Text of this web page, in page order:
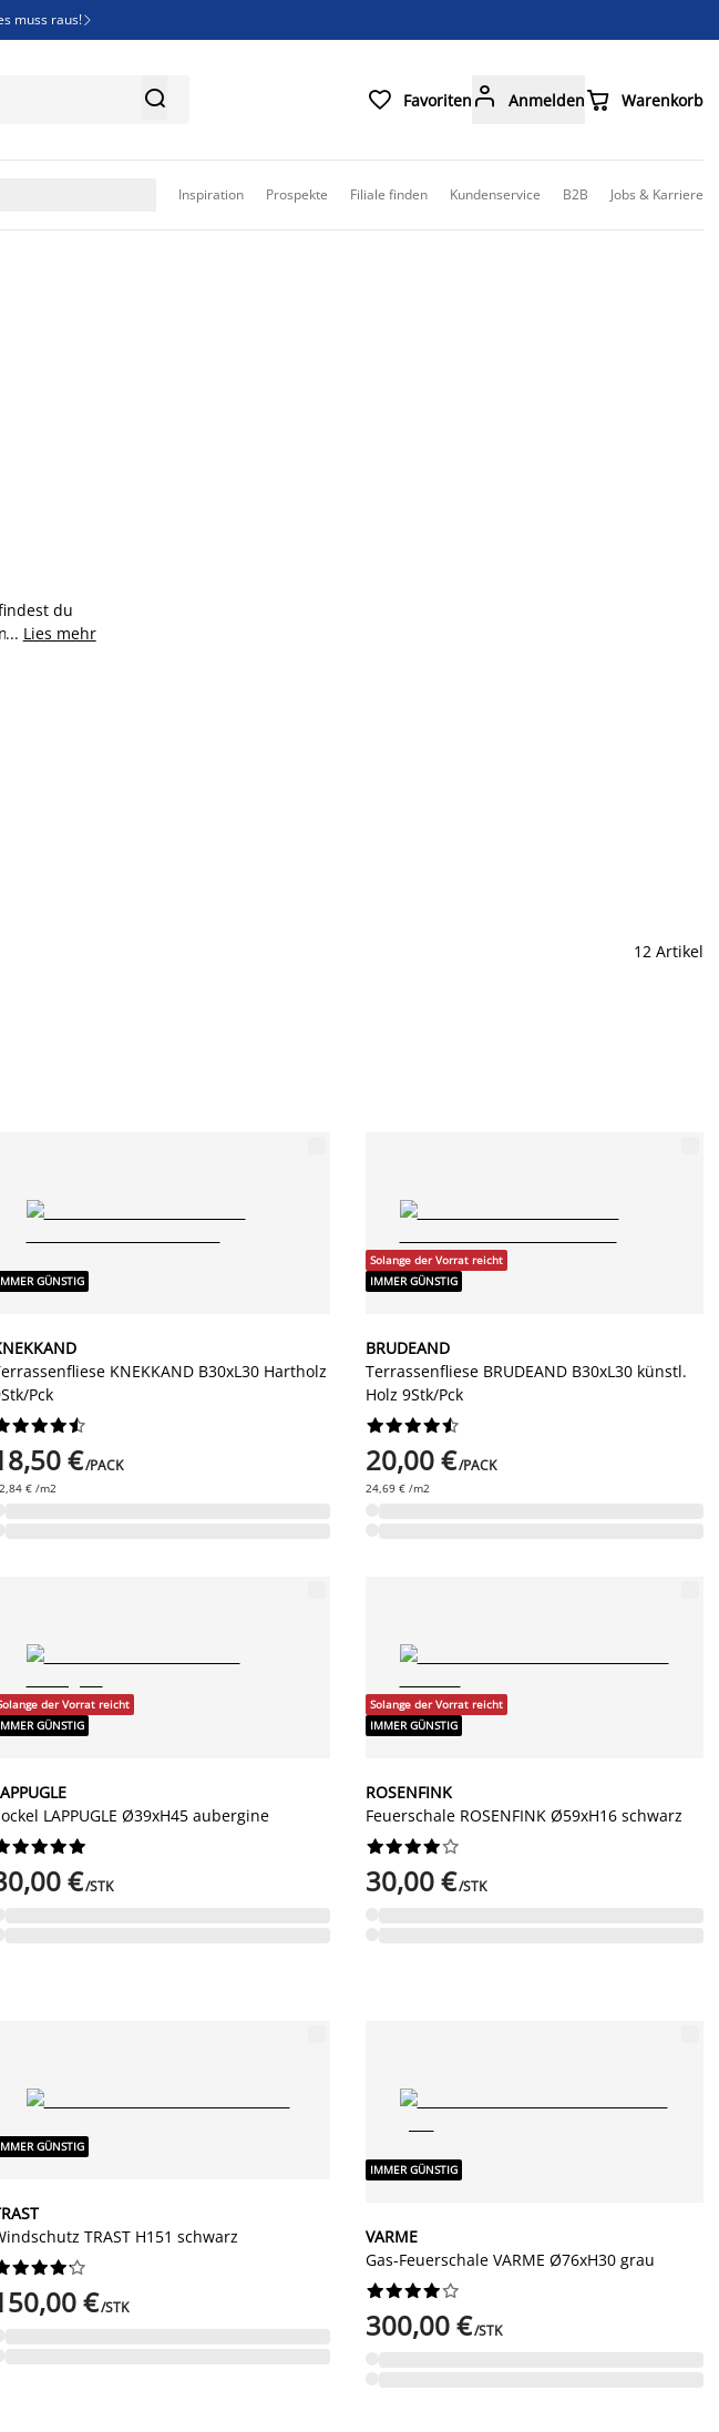
muss raus! 
JYSK-B2B   Favoriten  Anmelden Warenkorb
Inspiration Prospekte Filiale finden Kundenservice B2B Jobs & Karriere
du
um
... Lies mehr
12 Artikel
GÜNSTIG
KNEKKAND B30xL30 Hartholz
Pck





€/PACK
€ /m2
Solange der Vorrat reicht
IMMER GÜNSTIG
BRUDEAND
Terrassenfliese BRUDEAND B30xL30 künstl.
Holz 9Stk/Pck






20,00 €/PACK
24,69 € /m2
der Vorrat reicht
GÜNSTIG
LAPPUGLE Ø39xH45 aubergine





€/STK
Solange der Vorrat reicht
IMMER GÜNSTIG
ROSENFINK
Feuerschale ROSENFINK Ø59xH16 schwarz






30,00 €/STK
GÜNSTIG
TRAST H151 schwarz





€/STK
IMMER GÜNSTIG
VARME
Gas-Feuerschale VARME Ø76xH30 grau






300,00 €/STK